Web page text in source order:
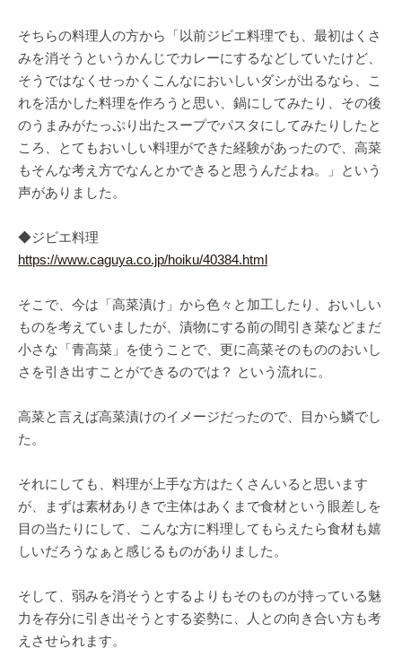
そちらの料理人の方から「以前ジビエ料理でも、最初はくさ
みを消そうというかんじでカレーにするなどしていたけど、
そうではなくせっかくこんなにおいしいダシが出るなら、こ
れを活かした料理を作ろうと思い、鍋にしてみたり、その後
のうまみがたっぷり出たスープでパスタにしてみたりしたと
ころ、とてもおいしい料理ができた経験があったので、高菜
もそんな考え方でなんとかできると思うんだよね。」という
声がありました。
◆ジビエ料理
https://www.caguya.co.jp/hoiku/40384.html
そこで、今は「高菜漬け」から色々と加工したり、おいしい
ものを考えていましたが、漬物にする前の間引き菜などまだ
小さな「青高菜」を使うことで、更に高菜そのもののおいし
さを引き出すことができるのでは？ という流れに。
高菜と言えば高菜漬けのイメージだったので、目から鱗でし
た。
それにしても、料理が上手な方はたくさんいると思います
が、まずは素材ありきで主体はあくまで食材という眼差しを
目の当たりにして、こんな方に料理してもらえたら食材も嬉
しいだろうなぁと感じるものがありました。
そして、弱みを消そうとするよりもそのものが持っている魅
力を存分に引き出そうとする姿勢に、人との向き合い方も考
えさせられます。